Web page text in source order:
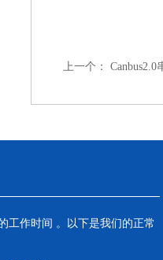
上一个： Canbus2.0
工作时间 。以下是我们的正常